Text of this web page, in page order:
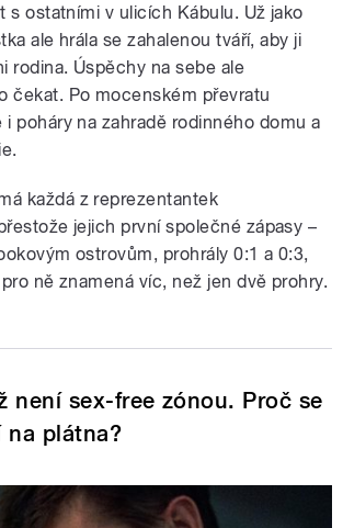
s ostatními v ulicích Kábulu. Už jako
ale hrála se zahalenou tváří, aby ji
rodina. Úspěchy na sebe ale
čekat. Po mocenském převratu
i poháry na zahradě rodinného domu a
každá z reprezentantek
jejich první společné zápasy –
ostrovům, prohrály 0:1 a 0:3,
ně znamená víc, než jen dvě prohry.
není sex-free zónou. Proč se
na plátna?